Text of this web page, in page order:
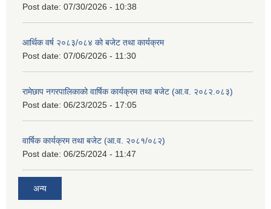
Post date: 07/30/2026 - 10:38
आर्थिक वर्ष २०८३/०८४ को बजेट तथा कार्यक्रम
Post date: 07/06/2026 - 11:30
रामेछाप नगरपालिकाको वार्षिक कार्यक्रम तथा बजेट (आ.व. २०८२.०८३)
Post date: 06/23/2025 - 17:05
वार्षिक कार्यक्रम तथा बजेट (आ.व. २०८१/०८२)
Post date: 06/25/2024 - 11:47
अन्य